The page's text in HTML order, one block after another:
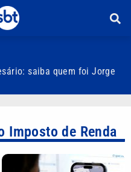
saiba quem foi Jorge
Imposto de Renda